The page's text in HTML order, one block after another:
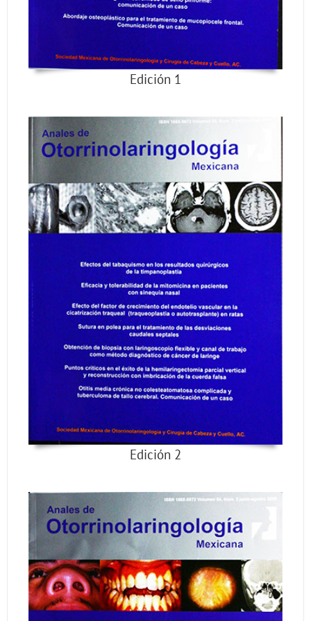
Edición 1
Edición 2